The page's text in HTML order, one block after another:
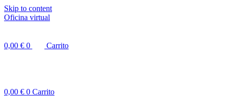
Skip to content
Oficina virtual
0,00 € 0 Carrito
0,00 € 0 Carrito